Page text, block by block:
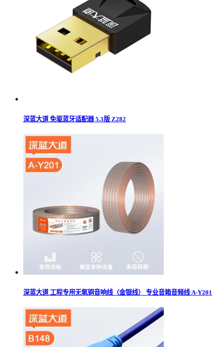
深蓝大道 免驱蓝牙适配器 5.3版 Z282
深蓝大道 工程专用无氧铜音响线（金银线） 专业音箱音频线 A-Y201